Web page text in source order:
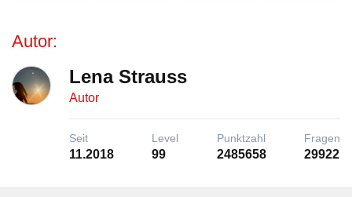
Autor:
Lena Strauss
Autor
Seit
11.2018
Level
99
Punktzahl
2485658
Fragen
29922